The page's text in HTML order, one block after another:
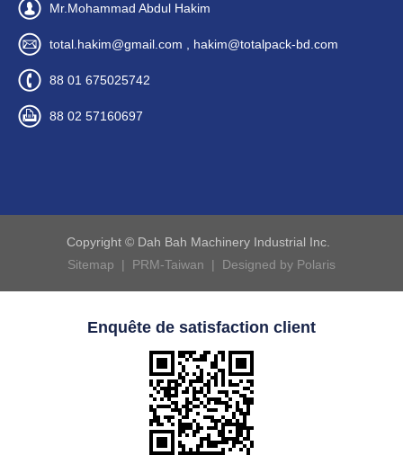
Mr.Mohammad Abdul Hakim
total.hakim@gmail.com , hakim@totalpack-bd.com
88 01 675025742
88 02 57160697
Copyright © Dah Bah Machinery Industrial Inc.
Sitemap | PRM-Taiwan | Designed by Polaris
Enquête de satisfaction client